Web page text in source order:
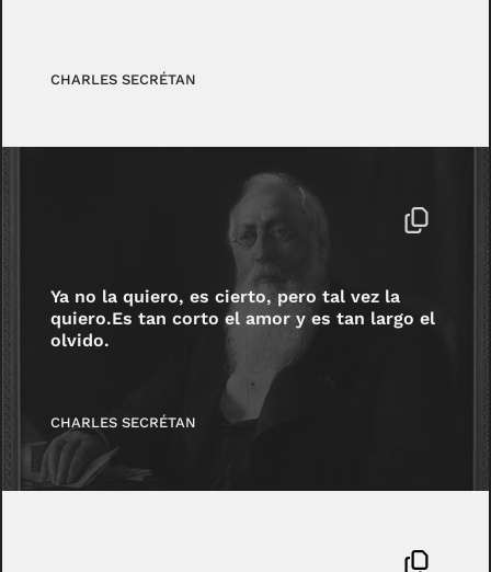
CHARLES SECRÉTAN
Ya no la quiero, es cierto, pero tal vez la
quiero.Es tan corto el amor y es tan largo el
olvido.
CHARLES SECRÉTAN